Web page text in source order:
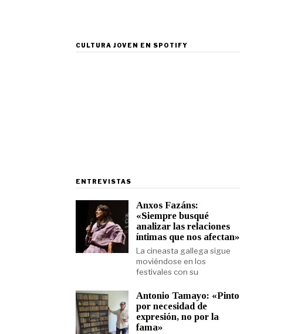
CULTURA JOVEN EN SPOTIFY
ENTREVISTAS
Anxos Fazáns:
«Siempre busqué
analizar las relaciones
íntimas que nos afectan»
La cineasta gallega sigue
moviéndose en los
festivales con su
Antonio Tamayo: «Pinto
por necesidad de
expresión, no por la
fama»